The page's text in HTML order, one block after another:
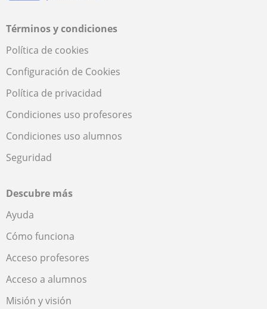
Términos y condiciones
Política de cookies
Configuración de Cookies
Política de privacidad
Condiciones uso profesores
Condiciones uso alumnos
Seguridad
Descubre más
Ayuda
Cómo funciona
Acceso profesores
Acceso a alumnos
Misión y visión